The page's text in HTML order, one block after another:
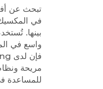
تبحث عن
بينها.
واسع في
مريحة
للمساعدة